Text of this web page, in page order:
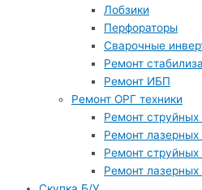
Лобзики
Перфораторы
Сварочные
Ремонт
Ремонт ИБП
Ремонт ОРГ техники
Ремонт струйных
Ремонт лазерных
Ремонт
Ремонт